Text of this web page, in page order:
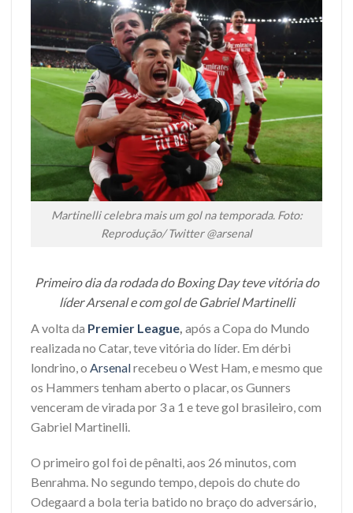
Martinelli celebra mais um gol na temporada. Foto:
Reprodução/ Twitter @arsenal
Primeiro dia da rodada do Boxing Day teve vitória do
líder Arsenal e com gol de Gabriel Martinelli
A volta da Premier League após a Copa do Mundo
realizada no Catar, teve vitória do líder. Em dérbi
londrino, o Arsenalrecebeu o West Ham, e mesmo que
os Hammers tenham aberto o placar, os Gunners
venceram de virada por 3 a 1 e teve gol brasileiro, com
Gabriel Martinelli.
O primeiro gol foi de pênalti, aos 26 minutos, com
Benrahma. No segundo tempo, depois do chute do
Odegaard a bola teria batido no braço do adversário,